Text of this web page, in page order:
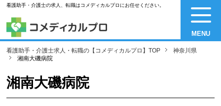
看護助手・介護士の求人、転職はコメディカルプロにお任せください。
MENU
看護助手・介護士求人・転職の【コメディカルプロ】TOP
神奈川県
湘南大磯病院
湘南大磯病院